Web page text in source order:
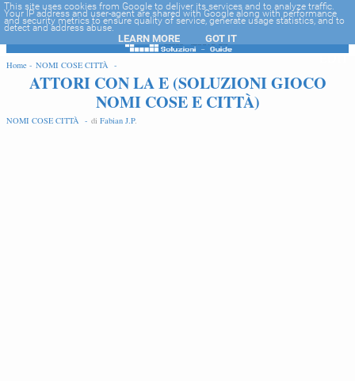
-->
Home - NOMI COSE CITTÀ -
ATTORI CON LA E (SOLUZIONI GIOCO
NOMI COSE E CITTÀ)
NOMI COSE CITTÀ - di Fabian J.P.
EDIT
This site uses cookies from Google to deliver its services and to analyze traffic.
Your IP address and user-agent are shared with Google along with performance
and security metrics to ensure quality of service, generate usage statistics, and to
detect and address abuse.
LEARN MORE GOT IT